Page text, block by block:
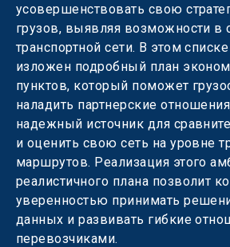
усовершенствовать свою
грузов, выявляя возможности в
транспортной сети. В этом
изложен подробный план
пунктов, который поможет
наладить партнерские
надежный источник для
и оценить свою сеть на уровне
маршрутов. Реализация этого
реалистичного плана позволит
уверенностью принимать
данных и развивать гибкие
перевозчиками.